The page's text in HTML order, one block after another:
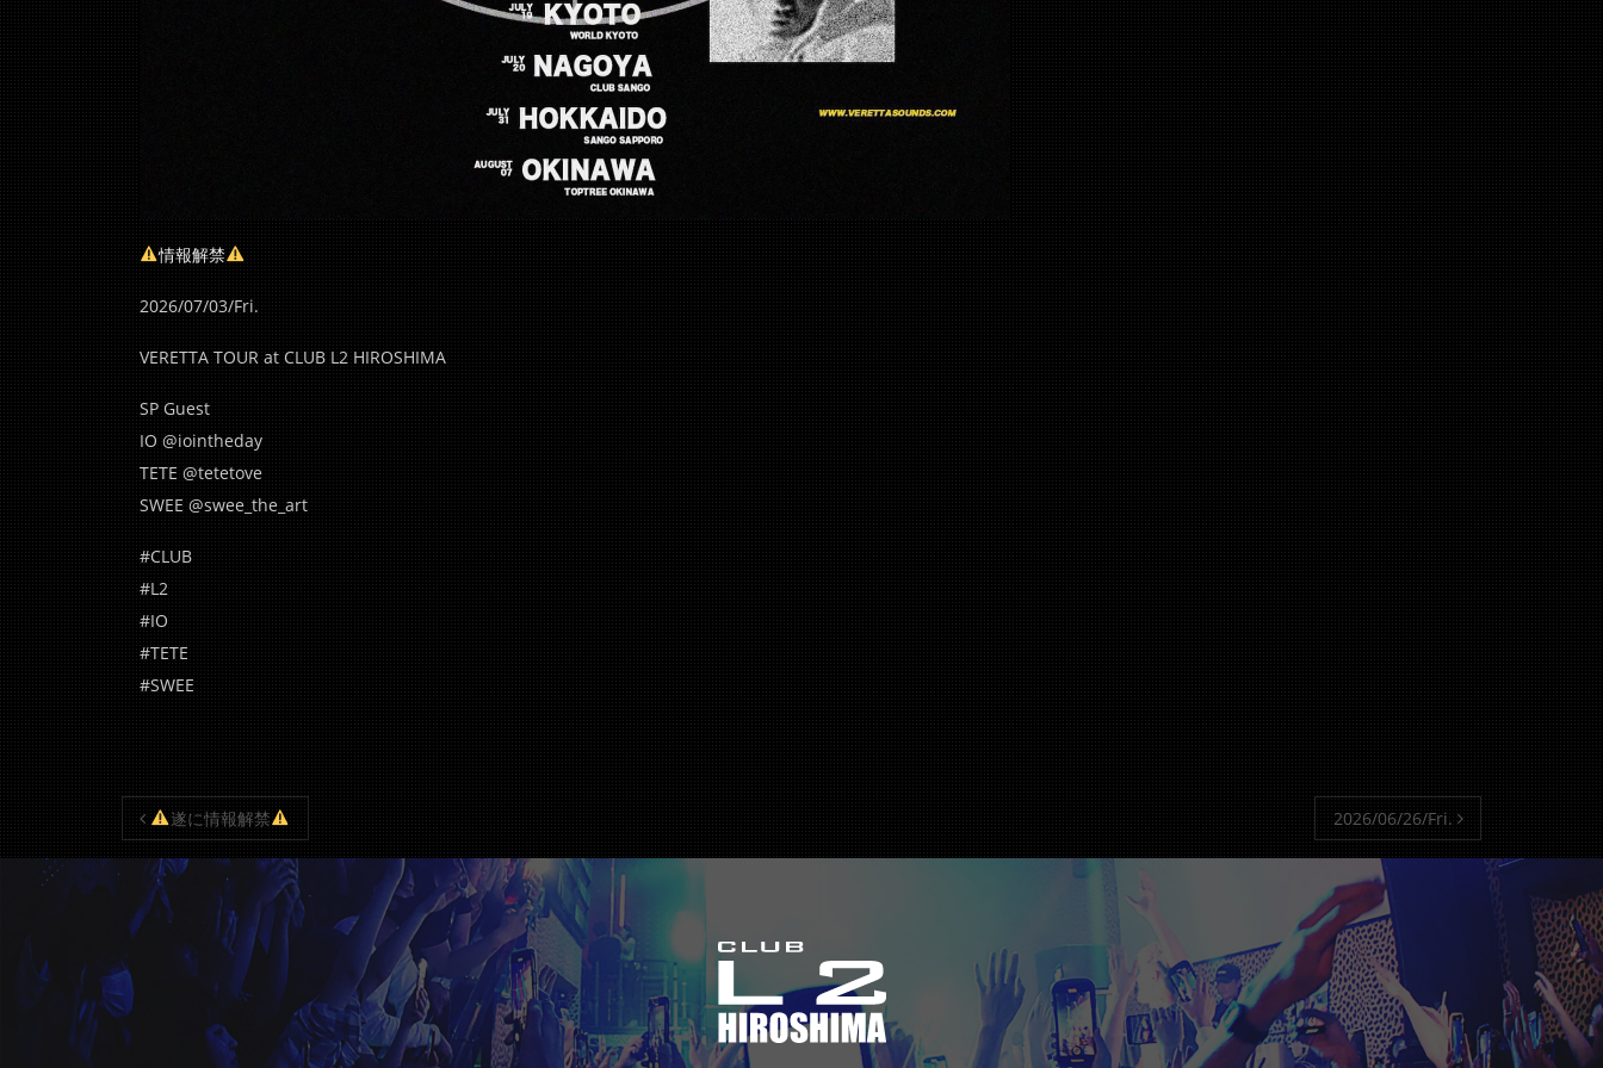
情報解禁
2026/07/03/Fri.
VERETTA TOUR at CLUB L2 HIROSHIMA
SP Guest
IO @iointheday
TETE @tetetove
SWEE @swee_the_art
#CLUB
#L2
#IO
#TETE
#SWEE
投稿ナビゲーション
遂に情報解禁 2026/06/26/Fri.